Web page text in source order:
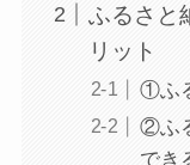
ふるさと
リット
①ふ
②ふ
でき